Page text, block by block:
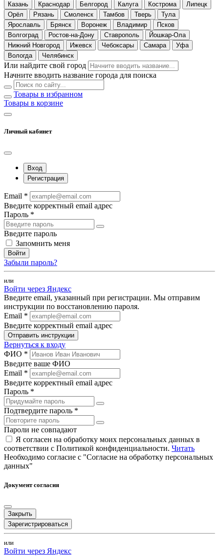
Казань
Краснодар Белгород Калуга Кострома
Липецк
Орёл
Рязань Смоленск Тамбов Тверь
Тула
Ярославль
Брянск Воронеж Владимир
Псков
Волгоград
Ростов-на-Дону Ставрополь
Йошкар-Ола
Нижний Новгород
Ижевск Чебоксары Самара
Уфа
Вологда
Челябинск
Или найдите свой город
Начните вводить название города для поиска
Товары в избранном
Товары в корзине
Личный кабинет
Вход
Регистрация
Email *
Введите корректный email адрес
Пароль *
Введите пароль
Запомнить меня
Войти
Забыли пароль?
или
Войти через Яндекс
Введите email, указанный при регистрации. Мы отправим
инструкции по восстановлению пароля.
Email *
Введите корректный email адрес
Отправить инструкции
Вернуться к входу
ФИО *
Введите ваше ФИО
Email *
Введите корректный email адрес
Пароль *
Подтвердите пароль *
Пароли не совпадают
Я согласен на обработку моих персональных данных в
соответствии с Политикой конфиденциальности. Читать
Необходимо согласие с "Согласие на обработку персональных
данных"
Документ согласия
Закрыть
Зарегистрироваться
или
Войти через Яндекс